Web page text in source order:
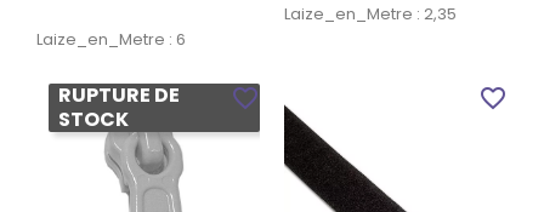
Laize_en_Metre : 6
Laize_en_Metre : 2,35
RUPTURE DE
STOCK
favorite_border favorite_border